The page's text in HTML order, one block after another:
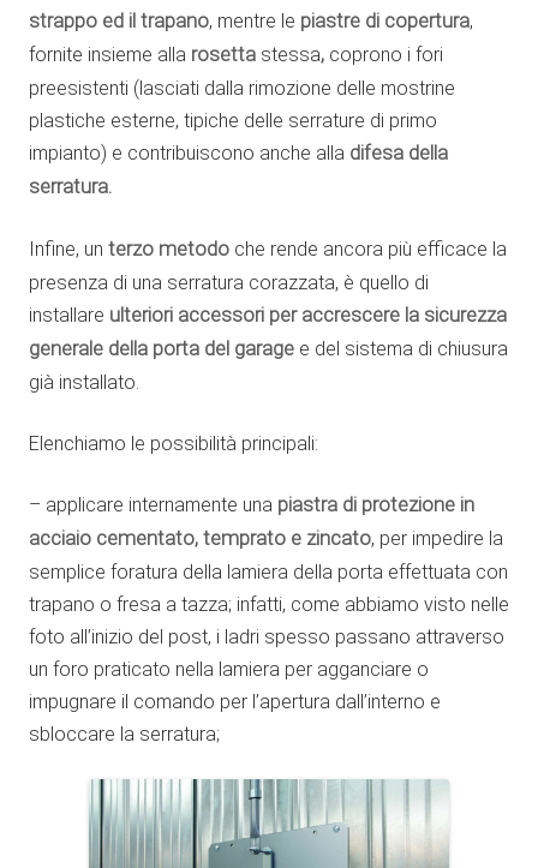
strappo ed il trapano, mentre le piastre di copertura,
fornite insieme alla rosetta stessa, coprono i fori
preesistenti (lasciati dalla rimozione delle mostrine
plastiche esterne, tipiche delle serrature di primo
impianto) e contribuiscono anche alla difesa della
serratura.
Infine, un terzo metodo che rende ancora più efficace la
presenza di una serratura corazzata, è quello di
installare ulteriori accessori per accrescere la sicurezza
generale della porta del garage e del sistema di chiusura
già installato.
Elenchiamo le possibilità principali:
– applicare internamente una piastra di protezione in
acciaio cementato, temprato e zincato, per impedire la
semplice foratura della lamiera della porta effettuata con
trapano o fresa a tazza; infatti, come abbiamo visto nelle
foto all’inizio del post, i ladri spesso passano attraverso
un foro praticato nella lamiera per agganciare o
impugnare il comando per l’apertura dall’interno e
sbloccare la serratura;